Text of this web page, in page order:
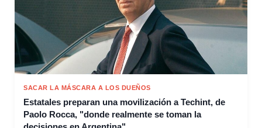
SACAR LA MÁSCARA A LOS DUEÑOS
Estatales preparan una movilización a Techint, de
Paolo Rocca, "donde realmente se toman la